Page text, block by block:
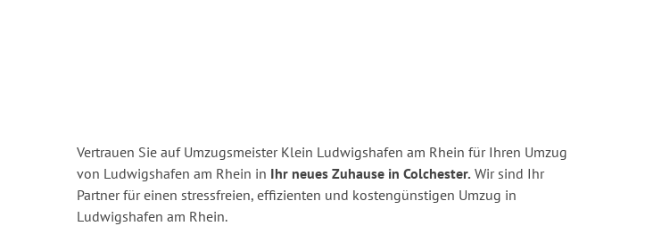
Vertrauen Sie auf Umzugsmeister Klein Ludwigshafen am Rhein für Ihren Umzug
von Ludwigshafen am Rhein in Ihr neues Zuhause in Colchester. Wir sind Ihr
Partner für einen stressfreien, effizienten und kostengünstigen Umzug in
Ludwigshafen am Rhein.